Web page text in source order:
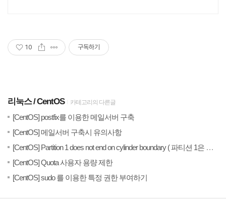
10 구독하기
리눅스 CentOS 카테고리의 다른글
[CentOS] postfix를 이용한 메일서버 구축
[CentOS] 메일서버 구축시 유의사항
[CentOS] Partition 1 does not end on cylinder boundary ( 파티션 1은 실린더 경계에서...
[CentOS] Quota 사용자 용량 제한
[CentOS] sudo 를 이용한 특정 권한 부여하기